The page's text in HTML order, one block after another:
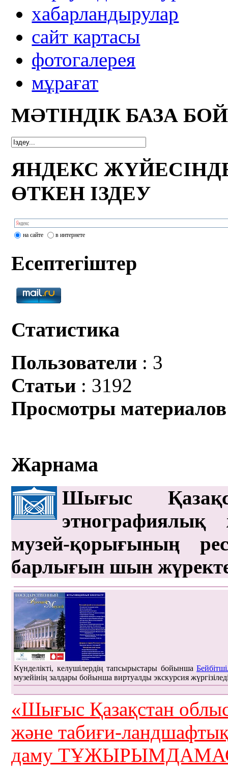
xабарландырулар
сайт картасы
фотогалерея
мұрағат
МӘТІНДІК БАЗА
ЯНДЕКС
ӨТКЕН ІЗДЕУ
на сайте в интернете
Есептегіштер
Статистика
Пользователи : 3
Статьи : 3192
Просмотры материалов
Жарнама
Шығыс
этнографиялық
музей-қорығының
барлығын шын
Күнделікті, келушілердің тапсырыстары бойынша
музейінің залдары бойынша виртуалды экскурсия
«Шығыс Қазақстан
және табиғи-
даму